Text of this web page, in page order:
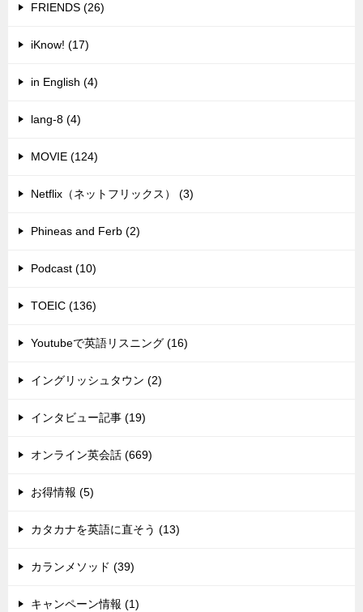
FRIENDS (26)
iKnow! (17)
in English (4)
lang-8 (4)
MOVIE (124)
Netflix（ネットフリックス） (3)
Phineas and Ferb (2)
Podcast (10)
TOEIC (136)
Youtubeで英語リスニング (16)
イングリッシュタウン (2)
インタビュー記事 (19)
オンライン英会話 (669)
お得情報 (5)
カタカナを英語に直そう (13)
カランメソッド (39)
キャンペーン情報 (1)